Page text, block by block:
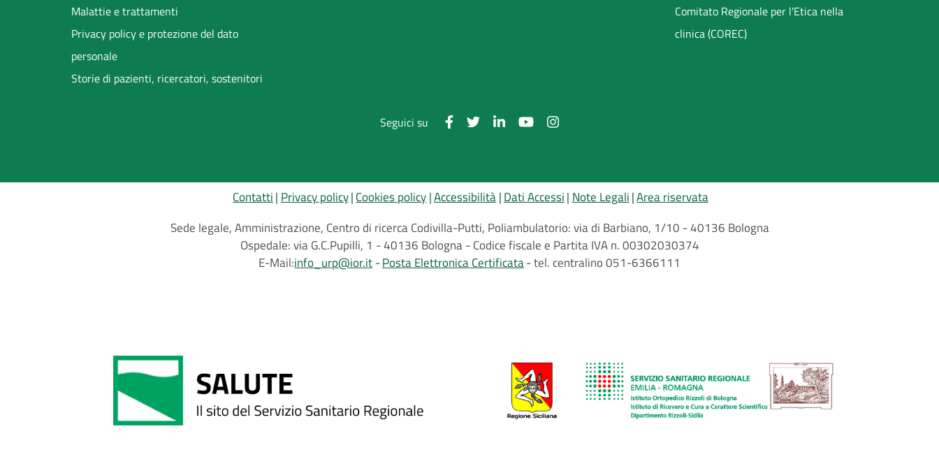
Malattie e trattamenti
Privacy policy e protezione del dato
personale
Storie di pazienti, ricercatori, sostenitori
Comitato Regionale per l'Etica nella
clinica (COREC)
Seguici su
Contatti Privacy policy Cookies policy Accessibilità Dati Accessi Note Legali Area riservata
Sede legale, Amministrazione, Centro di ricerca Codivilla-Putti, Poliambulatorio: via di Barbiano, 1/10 - 40136 Bologna
Ospedale: via G.C.Pupilli, 1 - 40136 Bologna - Codice fiscale e Partita IVA n. 00302030374
E-Mail:info_urp@ior.it Posta Elettronica Certificata tel. centralino 051-6366111